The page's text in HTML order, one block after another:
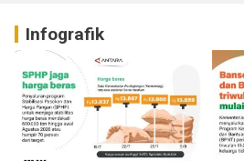
Infografik